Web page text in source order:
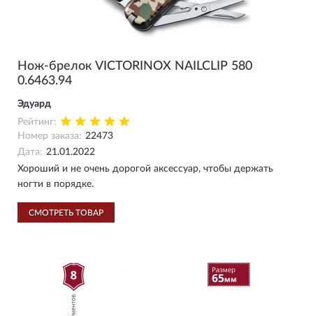
Нож-брелок VICTORINOX NAILCLIP 580
0.6463.94
Эдуард
Рейтинг:
Номер заказа: 22473
Дата: 21.01.2022
Хороший и не очень дорогой аксессуар, чтобы держать
ногти в порядке.
СМОТРЕТЬ ТОВАР